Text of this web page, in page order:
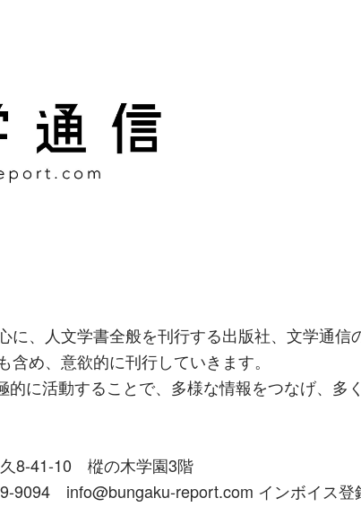
、人文学書全般を刊行する出版社、文学通信
め、意欲的に刊行していきます。
に活動することで、多様な情報をつなげ、多
8-41-10 樅の木学園3階
9094 info@bungaku-report.com インボイス登